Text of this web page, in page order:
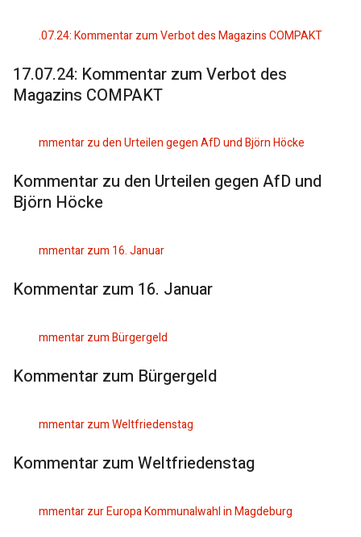
17.07.24: Kommentar zum Verbot des
Magazins COMPAKT
Kommentar zu den Urteilen gegen AfD und
Björn Höcke
Kommentar zum 16. Januar
Kommentar zum Bürgergeld
Kommentar zum Weltfriedenstag